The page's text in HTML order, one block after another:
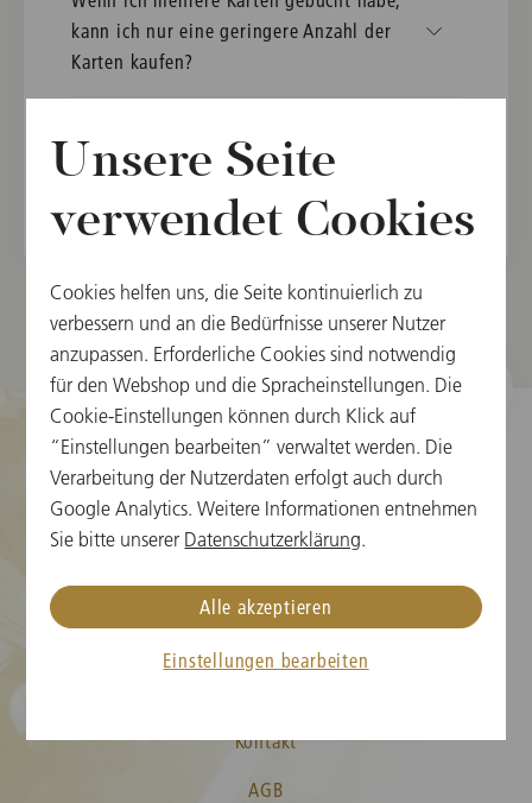
kann ich nur eine geringere Anzahl der
Karten kaufen?
Preiskategorie bindend?
Cookie-Einstellungen
Karteninformation
Neujahrskonzert FAQs
Kontakt
AGB
Unsere Seite
verwendet Cookies
Cookies helfen uns, die Seite kontinuierlich zu
verbessern und an die Bedürfnisse unserer Nutzer
anzupassen. Erforderliche Cookies sind notwendig
für den Webshop und die Spracheinstellungen. Die
Cookie-Einstellungen können durch Klick auf
“Einstellungen bearbeiten” verwaltet werden. Die
Verarbeitung der Nutzerdaten erfolgt auch durch
Google Analytics. Weitere Informationen entnehmen
Sie bitte unserer Datenschutzerklärung.
Einstellungen bearbeiten
Alle akzeptieren